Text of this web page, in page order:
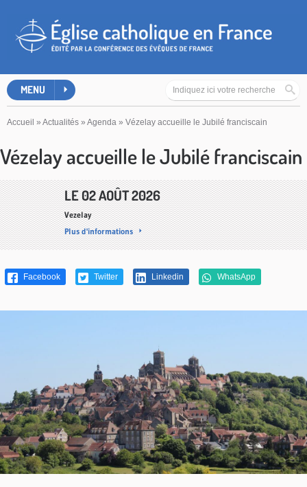
MENU
Accueil » Actualités » Agenda » Vézelay accueille le Jubilé franciscain
Vézelay accueille le Jubilé franciscain
LE 02 AOÛT 2026
Vezelay
Plus d'informations
Facebook Twitter Linkedin WhatsApp